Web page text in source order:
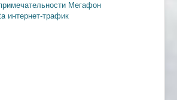
Мегафон
интернет-трафик